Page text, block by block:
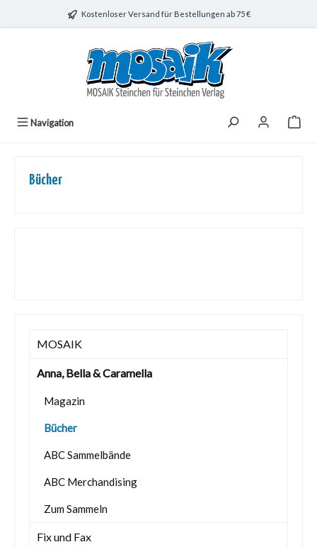
Zum Hauptinhalt springenKostenloser Versand für Bestellungen ab 75 €
Navigation
Bücher
MOSAIK
Anna, Bella & Caramella
Magazin
Bücher
ABC Sammelbände
ABC Merchandising
Zum Sammeln
Fix und Fax